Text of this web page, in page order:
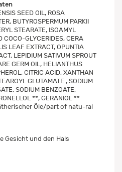
SEED OIL, ROSA
BUTYROSPERMUM PARKII
STEARATE, ISOAMYL
COCO-GLYCERIDES, CERA
LEAF EXTRACT, OPUNTIA
LEPIDIUM SATIVUM SPROUT
GERM OIL, HELIANTHUS
CITRIC ACID, XANTHAN
GLUTAMATE , SODIUM
SODIUM BENZOATE,
**, GERANIOL **
Öle/part of natu-ral
Gesicht und den Hals